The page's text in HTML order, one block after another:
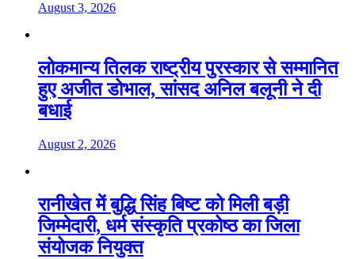
August 3, 2026
लोकमान्य तिलक राष्ट्रीय पुरस्कार से सम्मानित
हुए अजीत डोभाल, सांसद अनिल बलूनी ने दी
बधाई
August 2, 2026
रानीखेत में बुद्धि सिंह बिष्ट को मिली बड़ी
जिम्मेदारी, धर्म संस्कृति प्रकोष्ठ का जिला
संयोजक नियुक्त